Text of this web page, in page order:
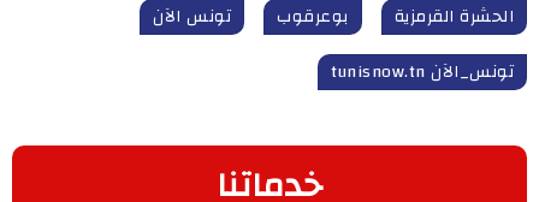
الحشرة القرمزية بوعرقوب
تونس الآن
تونس_الآن tunisnow.tn
خدماتنا